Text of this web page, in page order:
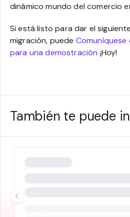
dinámico mundo del comercio
Si está listo para dar el
migración, puede
para una demostración ¡Hoy!
También te puede